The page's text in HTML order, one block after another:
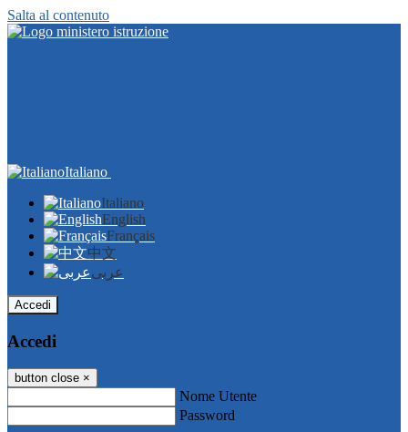
Salta al contenuto
Italiano
Italiano
English
Français
中文
عربى
Accedi
Accedi
button close ×
Nome Utente
Password